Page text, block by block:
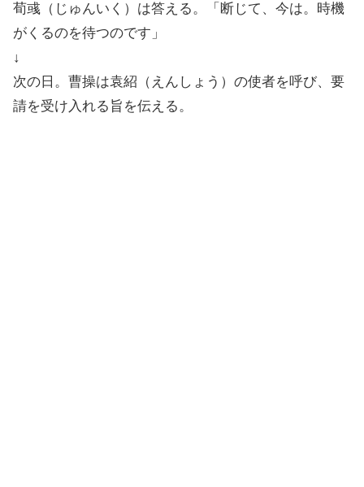
荀彧（じゅんいく）は答える。「断じて、今は。時機
がくるのを待つのです」
↓
次の日。曹操は袁紹（えんしょう）の使者を呼び、要
請を受け入れる旨を伝える。